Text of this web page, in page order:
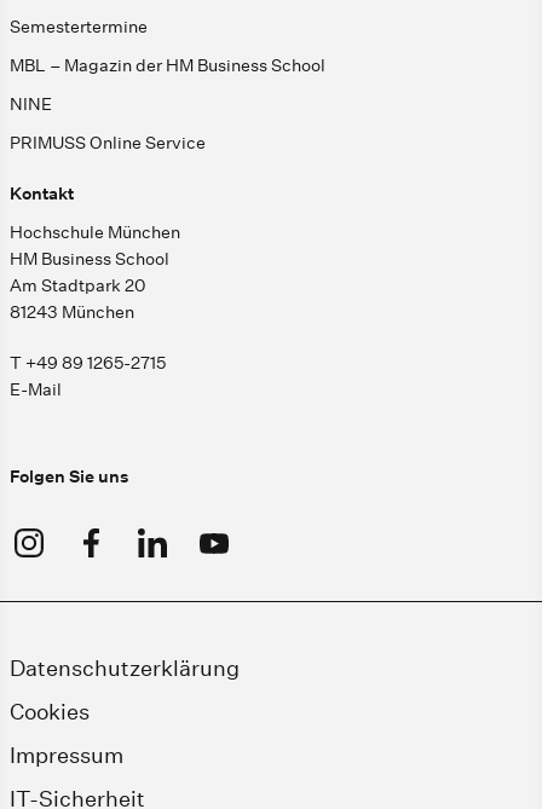
Semestertermine
MBL – Magazin der HM Business School
NINE
PRIMUSS Online Service
Kontakt
Hochschule München
HM Business School
Am Stadtpark 20
81243 München
T +49 89 1265-2715
E-Mail
Folgen Sie uns
Datenschutzerklärung
Cookies
Impressum
IT-Sicherheit